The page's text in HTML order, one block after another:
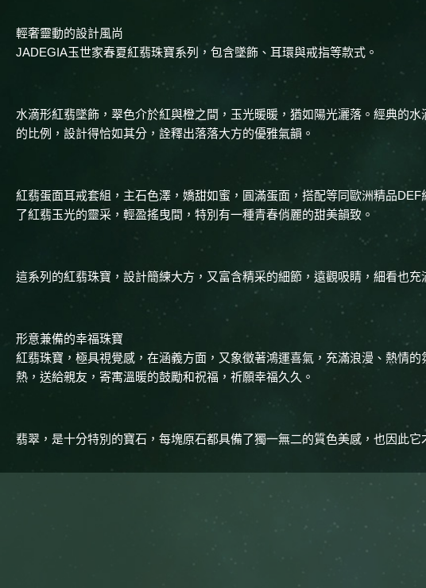
輕奢靈動的設計風尚
JADEGIA玉世家春夏紅翡珠寶系列，包含墜飾、耳環與戒指等款式。
水滴形紅翡墜飾，翠色介於紅與橙之間，玉光暖暖，猶如陽光灑落。經典的
的比例，設計得恰如其分，詮釋出落落大方的優雅氣韻。
紅翡蛋面耳戒套組，主石色澤，嬌甜如蜜，圓滿蛋面，搭配等同歐洲精品
了紅翡玉光的靈采，輕盈搖曳間，特別有一種青春俏麗的甜美韻致。
這系列的紅翡珠寶，設計簡練大方，又富含精采的細節，遠觀吸睛，細看也
形意兼備的幸福珠寶
紅翡珠寶，極具視覺感，在涵義方面，又象徵著鴻運喜氣，充滿浪漫、熱情
熱，送給親友，寄寓溫暖的鼓勵和祝福，祈願幸福久久。
翡翠，是十分特別的寶石，每塊原石都具備了獨一無二的質色美感，也因此